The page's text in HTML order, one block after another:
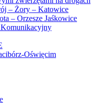
– Żory – Katowice
– Orzesze Jaśkowice
Oświęcim